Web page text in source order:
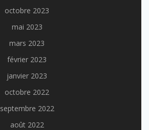
octobre 2023
mai 2023
mars 2023
février 2023
janvier 2023
octobre 2022
septembre 2022
août 2022